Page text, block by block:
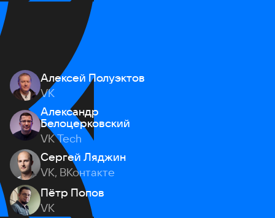
Алексей Полуэктов
VK
Александр
Белоцерковский
VK Tech
Сергей Ляджин
VK, ВКонтакте
Пётр Попов
VK